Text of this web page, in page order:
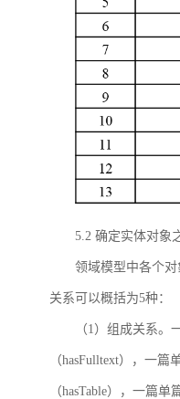
5.2 确定实体对象
领域模型中各个
关系可以概括为5种：
（1）组成关系
（hasFulltext），一
（hasTable），一篇